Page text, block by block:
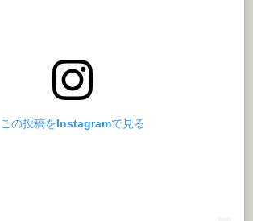
この投稿をInstagramで見る